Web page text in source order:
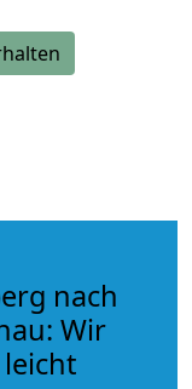
nach
Wir